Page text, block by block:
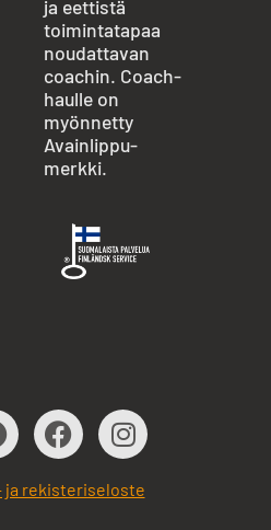
ja eettistä
toimintatapaa
noudattavan
coachin. Coach-
haulle on
myönnetty
Avainlippu-
merkki.
ja rekisteriseloste